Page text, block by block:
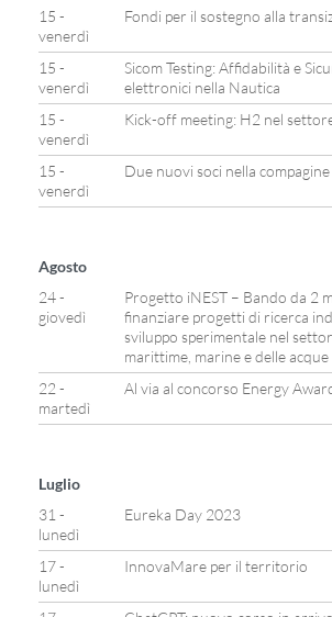
15 -
venerdì
Fondi per il sostegno alla
15 -
venerdì
Sicom Testing: Affidabilità e
elettronici nella Nautica
15 -
venerdì
Kick-off meeting: H2 nel
15 -
venerdì
Due nuovi soci nella
Agosto
24 -
giovedì
Progetto iNEST – Bando da 2
finanziare progetti di ricerca
sviluppo sperimentale nel
marittime, marine e delle
22 -
martedì
Al via al concorso Energy
Luglio
31 -
lunedì
Eureka Day 2023
17 -
lunedì
InnovaMare per il territorio